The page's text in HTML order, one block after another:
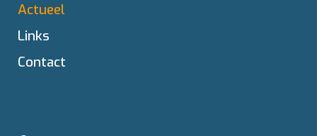
Actueel
Links
Contact